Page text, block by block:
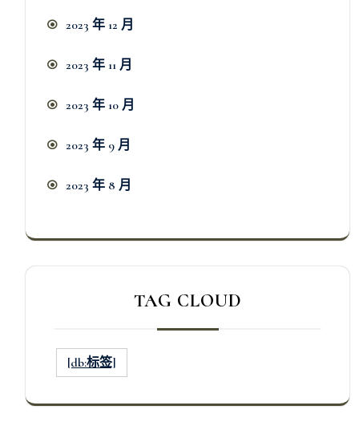
2023 年 12 月
2023 年 11 月
2023 年 10 月
2023 年 9 月
2023 年 8 月
TAG CLOUD
[db:标签]